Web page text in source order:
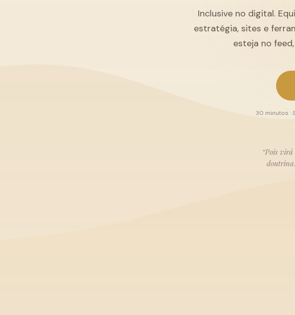
Inclusive no digital.
estratégia, sites e
esteja no
30 minutos ·
“Pois